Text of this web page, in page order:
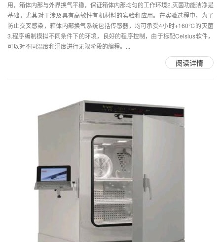
用，箱体内部与外界换气平稳，保证箱体内部均匀的工作环境2.灭菌功能洁净是
基础，尤其对于涉及具有高敏性有机材料的实验和应用。在实验过程中，为了
防止交叉感染，箱体内部换气系统包括传感器，均可承受4小时+160℃的灭菌
3.程序编制模拟不同条件下的环境，良好的程序控制，由于标配Celsius软件，
可以对不同温度和湿度进行无限阶段的编程。...
阅读详情